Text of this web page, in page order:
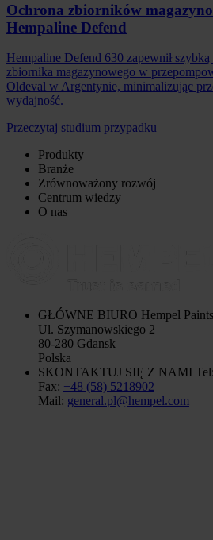
Ochrona zbiorników
Hempaline Defend
Hempaline Defend 630 zapewnił
zbiornika magazynowego w
Oldeval w Argentynie, minimalizując
wydajność.
Przeczytaj studium przypadku
Produkty
Branże
Zrównoważony rozwój
Centrum wiedzy
O nas
GŁÓWNE BIURO Hempel
Ul. Szymanowskiego 2
80-280 Gdansk
Polska
SKONTAKTUJ SIĘ Z NAMI Tel:
Fax: +48 (58) 5218902
Mail: general.pl@hempel.com